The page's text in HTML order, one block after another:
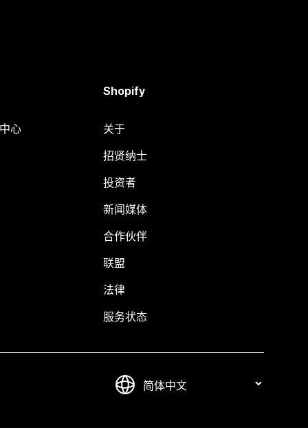
心
Shopify
关于
招贤纳士
投资者
新闻媒体
合作伙伴
联盟
法律
服务状态